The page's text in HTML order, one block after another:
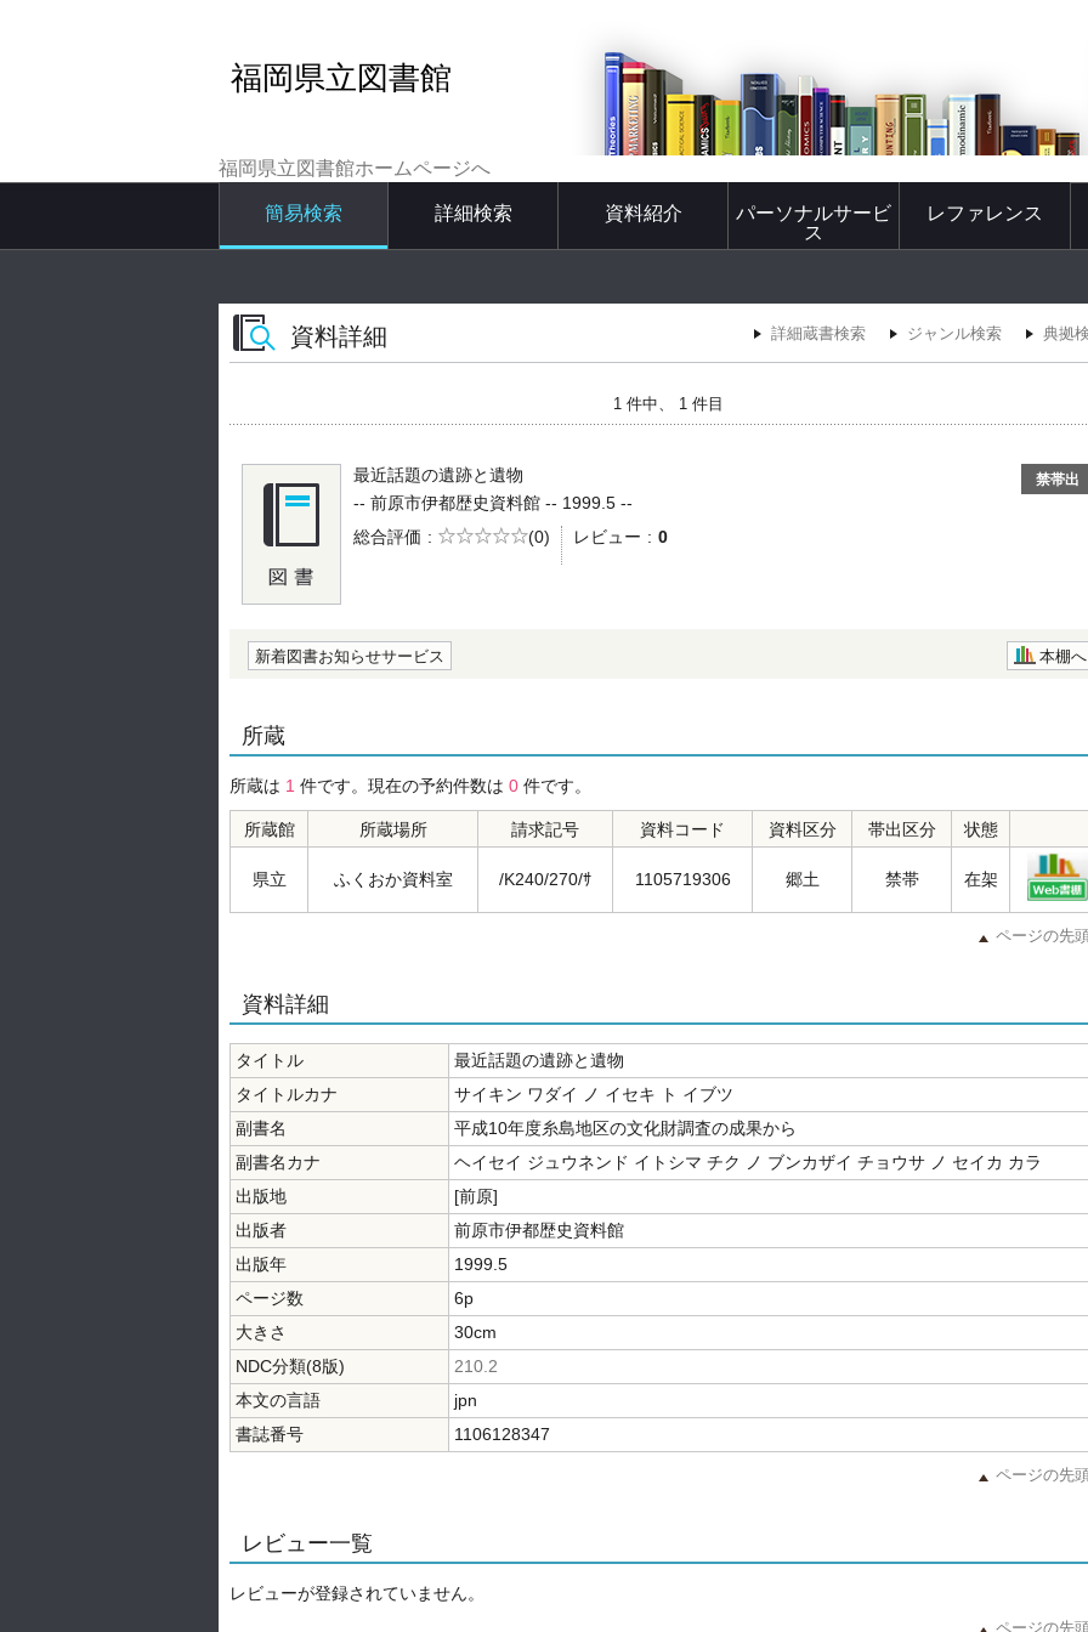
福岡県立図書館
福岡県立図書館ホームページへ
簡易検索 詳細検索 資料紹介
パーソナルサービ
ス
レファレンス
資料詳細 詳細蔵書検索 ジャンル検索 典拠
1 件中、 1 件目
最近話題の遺跡と遺物 禁帯出
-- 前原市伊都歴史資料館 -- 1999.5 --
総合評価
5段階評価
(0) レビュー 0
新着図書お知らせサービス 本棚へ
所蔵
所蔵は 1 件です。現在の予約件数は 0 件です。
所蔵館 所蔵場所 請求記号 資料コード 資料区分 帯出区分 状態
県立 ふくおか資料室 /K240/270/ｻ 1105719306 郷土 禁帯 在架
ページの先
資料詳細
タイトル
最近話題の遺跡と遺物
タイトルカナ
サイキン ワダイ ノ イセキ ト イブツ
副書名
平成10年度糸島地区の文化財調査の成果から
副書名カナ
ヘイセイ ジュウネンド イトシマ チク ノ ブンカザイ チョウサ ノ セイカ カラ
出版地
[前原]
出版者
前原市伊都歴史資料館
出版年
1999.5
ページ数
6p
大きさ
30cm
NDC分類(8版)
210.2
本文の言語
jpn
書誌番号
1106128347
ページの先
レビュー一覧
レビューが登録されていません。
ページの先